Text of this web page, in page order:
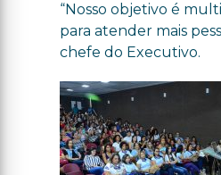
“Nosso objetivo é
para atender mais
chefe do Executivo.